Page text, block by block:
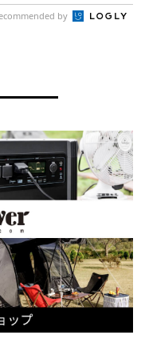
by